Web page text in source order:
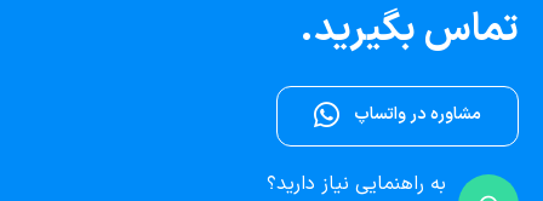
تماس بگیرید.
مشاوره در واتساپ
به راهنمایی نیاز دارید؟